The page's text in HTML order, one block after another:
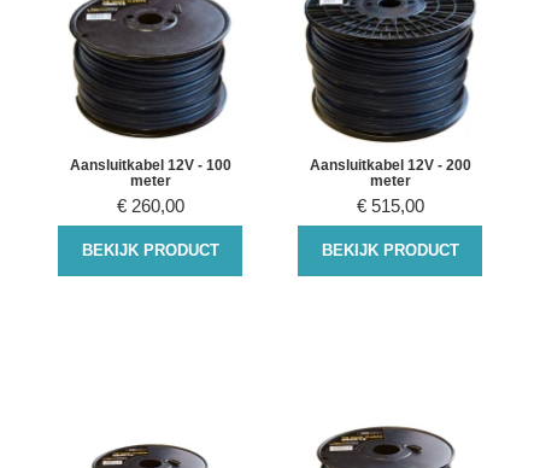
Aansluitkabel 12V - 100
meter
€ 260,00
BEKIJK PRODUCT
Aansluitkabel 12V - 200
meter
€ 515,00
BEKIJK PRODUCT